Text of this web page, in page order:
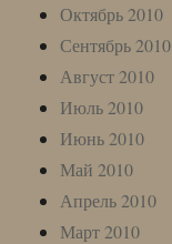
Октябрь 2010
Сентябрь 2010
Август 2010
Июль 2010
Июнь 2010
Май 2010
Апрель 2010
Март 2010